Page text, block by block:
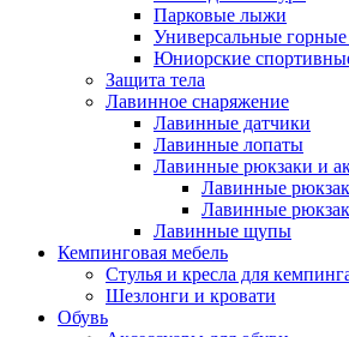
Парковые лыжи
Универсальные
Юниорские
Защита тела
Лавинное снаряжение
Лавинные датчики
Лавинные лопаты
Лавинные рюкзаки и
Лавинные
Лавинные
Лавинные щупы
Кемпинговая мебель
Стулья и кресла для
Шезлонги и кровати
Обувь